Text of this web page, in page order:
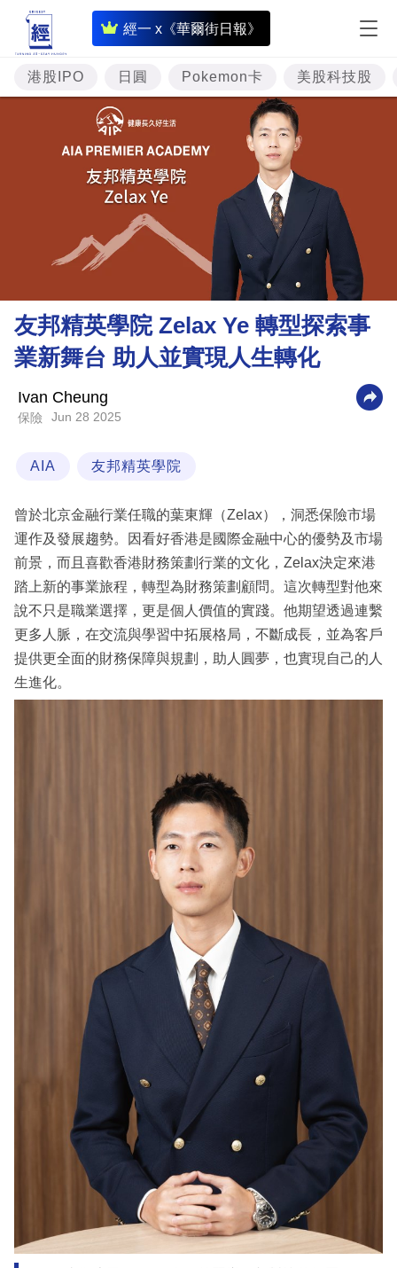
經一 x《華爾街日報》
即
時
財
經
專
題
投
樓
理
財
商
科
生
活
時
事
專
港股IPO 日圓 Pokemon卡 美股科技股
友邦精英學院 Zelax Ye 轉型探索事
業新舞台 助人並實現人生轉化
Ivan Cheung
保險 Jun 28 2025
AIA 友邦精英學院
曾於北京金融行業任職的葉東輝（Zelax），洞悉保險市場
運作及發展趨勢。因看好香港是國際金融中心的優勢及市場
前景，而且喜歡香港財務策劃行業的文化，Zelax決定來港
踏上新的事業旅程，轉型為財務策劃顧問。這次轉型對他來
說不只是職業選擇，更是個人價值的實踐。他期望透過連繫
更多人脈，在交流與學習中拓展格局，不斷成長，並為客戶
提供更全面的財務保障與規劃，助人圓夢，也實現自己的人
生進化。